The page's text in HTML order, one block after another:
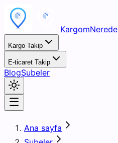
KargomNerede
Kargo Takip
E-ticaret Takip
BlogŞubeler
Ana sayfa